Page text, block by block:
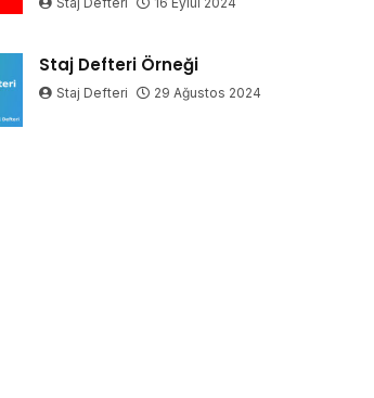
Staj Defteri Örneği
Staj Defteri 29 Ağustos 2024